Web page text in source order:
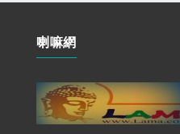
喇嘛網